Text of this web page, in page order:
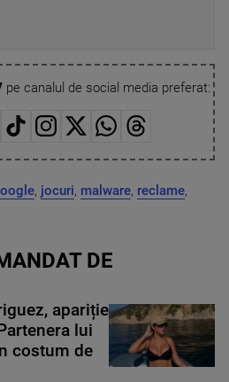
pe canalul de social media preferat:
, jocuri, malware, reclame,
DE
apariție
lui
costum de